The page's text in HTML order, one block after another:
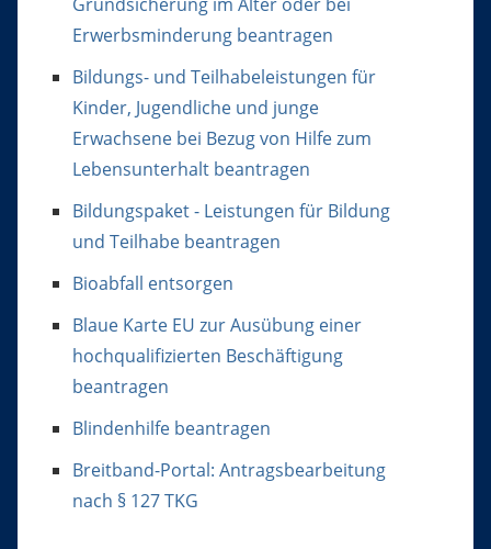
Erwerbsminderung beantragen
Bildungs- und Teilhabeleistungen für
Kinder, Jugendliche und junge
Erwachsene bei Bezug von Hilfe zum
Lebensunterhalt beantragen
Bildungspaket - Leistungen für Bildung
und Teilhabe beantragen
Bioabfall entsorgen
Blaue Karte EU zur Ausübung einer
hochqualifizierten Beschäftigung
beantragen
Blindenhilfe beantragen
Breitband-Portal: Antragsbearbeitung
nach § 127 TKG